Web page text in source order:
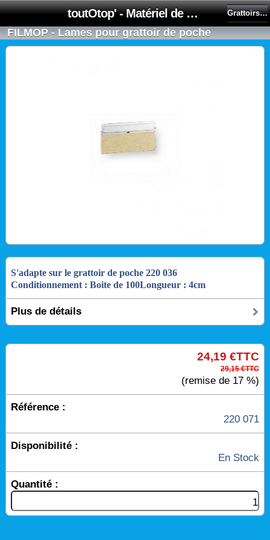
toutOtop' - Matériel de nettoyage, produit d'entretien, lubrifiant pour professionnel et particulier Grattoirs à vitres et lames
FILMOP - Lames pour grattoir de poche
S'adapte sur le grattoir de poche 220 036
Conditionnement : Boite de 100Longueur : 4cm
Plus de détails
24,19 €TTC
29,15 €TTC
(remise de 17 %)
Référence :
220 071
Disponibilité :
En Stock
Quantité :